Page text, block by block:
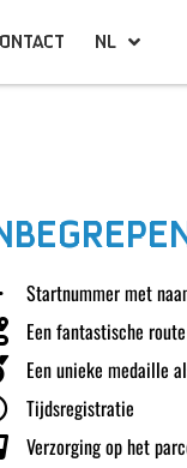
NL
Startnummer met
Een fantastische
Een unieke medaille
Tijdsregistratie
Verzorging op het